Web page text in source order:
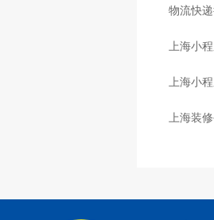
物流快
心
上海小
上海小
上海装